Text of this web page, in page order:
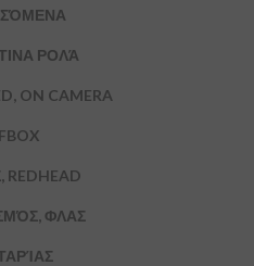
ΡΟΛΆ
ON CAMERA
ΦΛΑΣ